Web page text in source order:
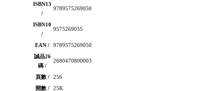
ISBN13
/
9789575269050
ISBN10
/
9575269055
EAN /
9789575269050
誠品26
碼 /
2680470800003
頁數 /
256
開數 /
25K